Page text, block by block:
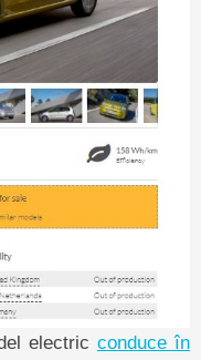
electric conduce în